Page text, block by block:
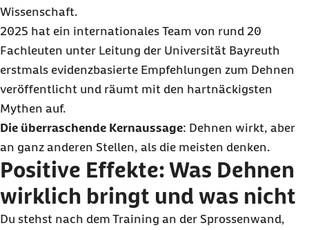
Wissenschaft.
2025 hat ein internationales Team von rund 20
Fachleuten unter Leitung der Universität Bayreuth
erstmals evidenzbasierte Empfehlungen zum Dehnen
veröffentlicht und räumt mit den hartnäckigsten
Mythen auf.
Die überraschende Kernaussage: Dehnen wirkt, aber
an ganz anderen Stellen, als die meisten denken.
Positive Effekte: Was Dehnen
wirklich bringt und was nicht
Du stehst nach dem Training an der Sprossenwand,